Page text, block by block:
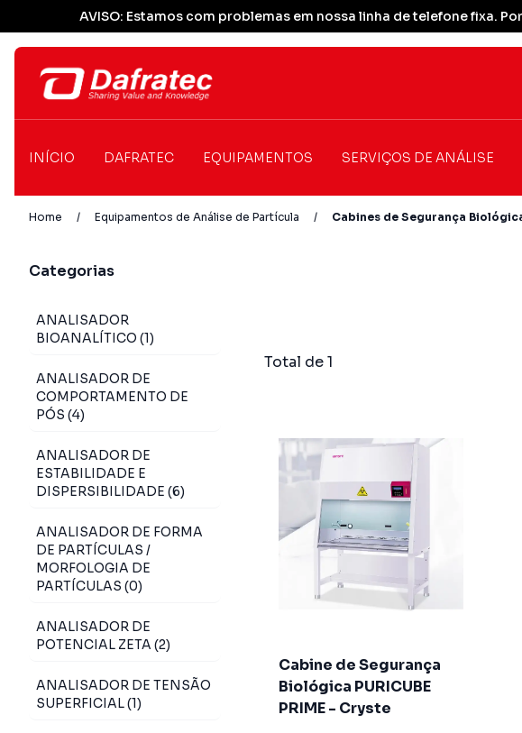
AVISO: Estamos com problemas em nossa linha de telefone fixa.
INÍCIO DAFRATEC EQUIPAMENTOS SERVIÇOS DE ANÁLISE
Home / Equipamentos de Análise de Partícula / Cabines de Segurança
Total de 1
Cabine de Segurança
Biológica PURICUBE
PRIME - Cryste
Categorias
ANALISADOR
BIOANALÍTICO (1)
ANALISADOR DE
COMPORTAMENTO DE
PÓS (4)
ANALISADOR DE
ESTABILIDADE E
DISPERSIBILIDADE (6)
ANALISADOR DE FORMA
DE PARTÍCULAS /
MORFOLOGIA DE
PARTÍCULAS (0)
ANALISADOR DE
POTENCIAL ZETA (2)
ANALISADOR DE TENSÃO
SUPERFICIAL (1)